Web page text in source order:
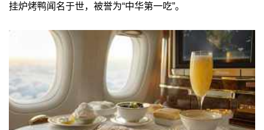
挂炉烤鸭闻名于世，被誉为“中华第一吃”。